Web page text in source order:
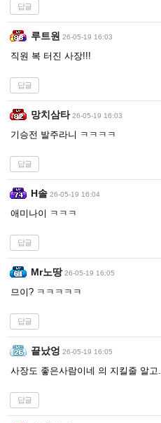
답글
루트원 26-05-19 16:03
직원 복 터진 사장!!!
답글
망치삼타 26-05-19 16:03
기승전 발주라니 ㅋㅋㅋㅋ
답글
H솔 26-05-19 16:04
애미나이 ㅋㅋㅋ
답글
Mr노땅 26-05-19 16:05
므이? ㅋㅋㅋㅋㅋ
답글
끝났엉 26-05-19 16:05
사장도 좋은사람이네 의 지킬줄 알고.
답글